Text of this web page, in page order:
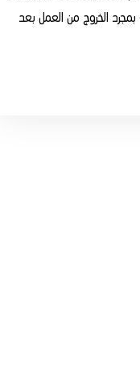
بمجرد الخروج من العمل بعد